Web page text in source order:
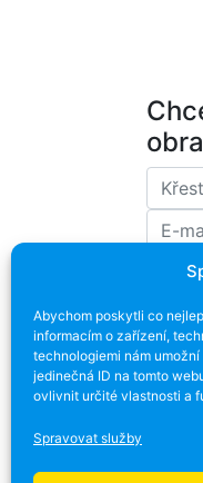
Abychom poskytli co
informacím o zařízení,
technologiemi nám
jedinečná ID na tomto
ovlivnit určité vlastnosti a
Spravovat služby